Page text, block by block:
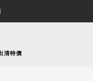
清特價